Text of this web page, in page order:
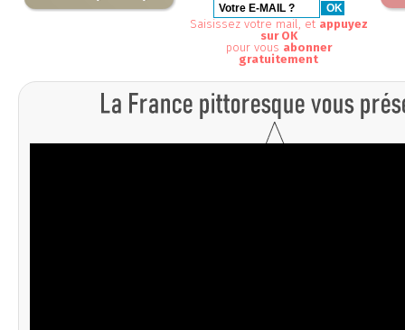
Saisissez votre mail, et appuyez
sur OK
pour vous abonner
gratuitement